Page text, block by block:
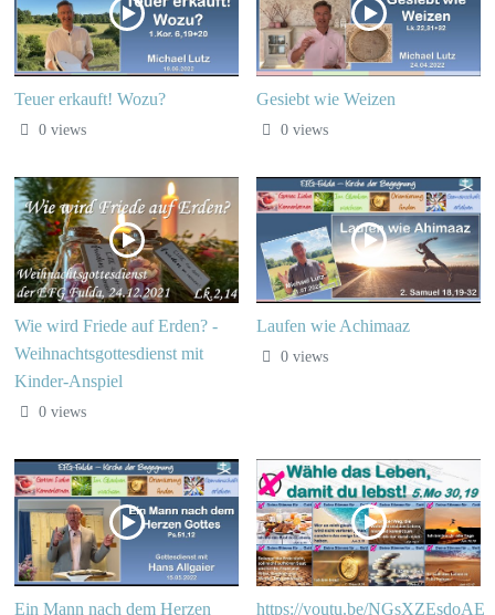
Teuer erkauft! Wozu?
0 views
Gesiebt wie Weizen
0 views
Wie wird Friede auf Erden? -
Weihnachtsgottesdienst mit
Kinder-Anspiel
0 views
Laufen wie Achimaaz
0 views
Ein Mann nach dem Herzen https://youtu.be/NGsXZEsdoAE